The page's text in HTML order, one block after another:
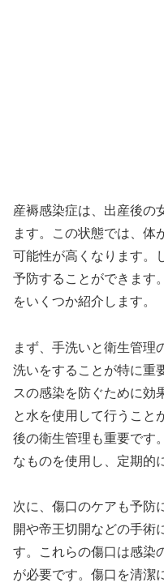
産褥感染症は、出産後の
ます。この状態では、体
可能性が高くなります。
予防することができます
をいくつか紹介します。
まず、手洗いと衛生管理
洗いをすることが特に重
スの感染を防ぐために効
と水を使用して行うこと
後の衛生管理も重要です
なものを使用し、定期的
次に、傷口のケアも予防
開や帝王切開などの手術
す。これらの傷口は感染
が必要です。傷口を清潔